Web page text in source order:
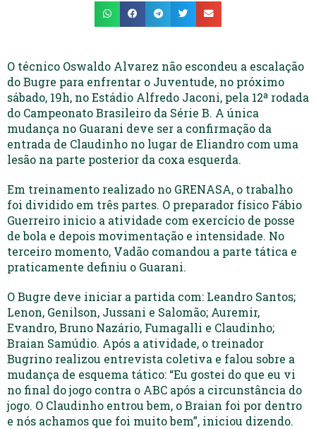
O técnico Oswaldo Alvarez não escondeu a escalação
do Bugre para enfrentar o Juventude, no próximo
sábado, 19h, no Estádio Alfredo Jaconi, pela 12ª rodada
do Campeonato Brasileiro da Série B. A única
mudança no Guarani deve ser a confirmação da
entrada de Claudinho no lugar de Eliandro com uma
lesão na parte posterior da coxa esquerda.
Em treinamento realizado no GRENASA, o trabalho
foi dividido em três partes. O preparador físico Fábio
Guerreiro inicio a atividade com exercício de posse
de bola e depois movimentação e intensidade. No
terceiro momento, Vadão comandou a parte tática e
praticamente definiu o Guarani.
O Bugre deve iniciar a partida com: Leandro Santos;
Lenon, Genilson, Jussani e Salomão; Auremir,
Evandro, Bruno Nazário, Fumagalli e Claudinho;
Braian Samúdio. Após a atividade, o treinador
Bugrino realizou entrevista coletiva e falou sobre a
mudança de esquema tático: “Eu gostei do que eu vi
no final do jogo contra o ABC após a circunstância do
jogo. O Claudinho entrou bem, o Braian foi por dentro
e nós achamos que foi muito bem”, iniciou dizendo.